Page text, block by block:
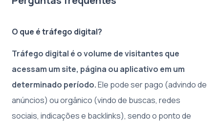
O que é tráfego digital?
Tráfego digital é o volume de visitantes que
acessam um site, página ou aplicativo em um
determinado período.Ele pode ser pago (advindo de
anúncios) ou orgânico (vindo de buscas, redes
sociais, indicações e backlinks), sendo o ponto de